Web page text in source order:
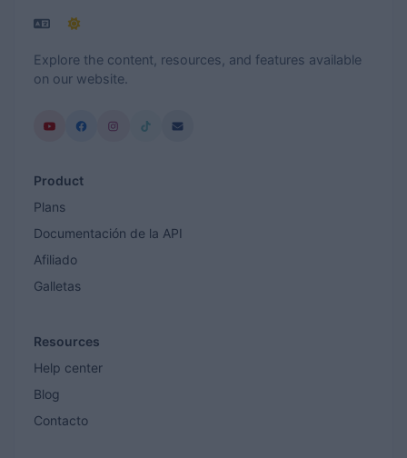
Explore the content, resources, and features available
on our website.
Product
Plans
Documentación de la API
Afiliado
Galletas
Resources
Help center
Blog
Contacto